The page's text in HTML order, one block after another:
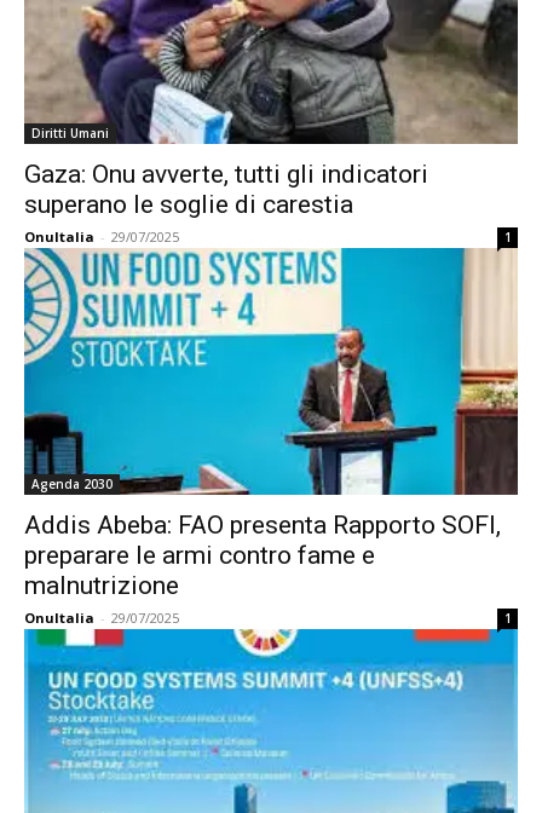
Diritti Umani
Gaza: Onu avverte, tutti gli indicatori
superano le soglie di carestia
OnuItalia - 29/07/2025 1
Agenda 2030
Addis Abeba: FAO presenta Rapporto SOFI,
preparare le armi contro fame e
malnutrizione
OnuItalia - 29/07/2025 1